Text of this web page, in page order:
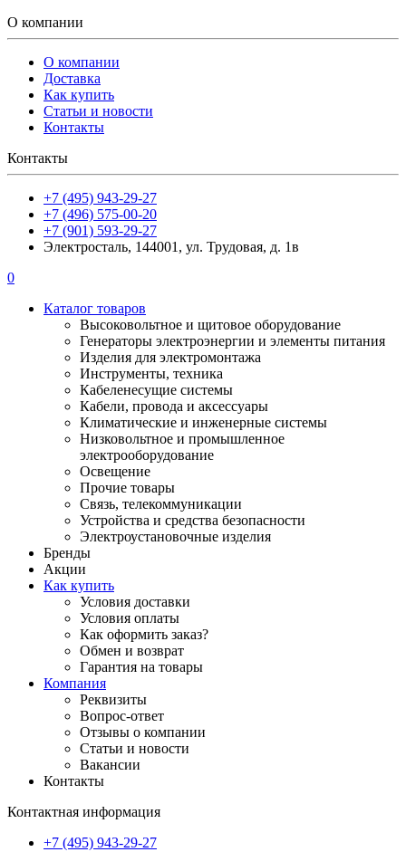
О компании
О компании
Доставка
Как купить
Статьи и новости
Контакты
Контакты
+7 (495) 943-29-27
+7 (496) 575-00-20
+7 (901) 593-29-27
Электросталь, 144001, ул. Трудовая, д. 1в
0
Каталог товаров
Высоковольтное и щитовое оборудование
Генераторы электроэнергии и элементы питания
Изделия для электромонтажа
Инструменты, техника
Кабеленесущие системы
Кабели, провода и аксессуары
Климатические и инженерные системы
Низковольтное и промышленное
электрооборудование
Освещение
Прочие товары
Связь, телекоммуникации
Устройства и средства безопасности
Электроустановочные изделия
Бренды
Акции
Как купить
Условия доставки
Условия оплаты
Как оформить заказ?
Обмен и возврат
Гарантия на товары
Компания
Реквизиты
Вопрос-ответ
Отзывы о компании
Статьи и новости
Вакансии
Контакты
Контактная информация
+7 (495) 943-29-27